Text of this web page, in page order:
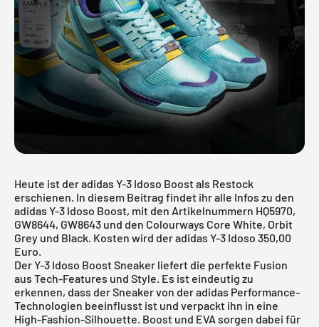
Heute ist der adidas Y-3 Idoso Boost als Restock
erschienen. In diesem Beitrag findet ihr alle Infos zu den
adidas Y-3 Idoso Boost, mit den Artikelnummern HQ5970,
GW8644, GW8643 und den Colourways Core White, Orbit
Grey und Black. Kosten wird der adidas Y-3 Idoso 350,00
Euro.
Der Y-3 Idoso Boost Sneaker liefert die perfekte Fusion
aus Tech-Features und Style. Es ist eindeutig zu
erkennen, dass der Sneaker von der adidas Performance-
Technologien beeinflusst ist und verpackt ihn in eine
High-Fashion-Silhouette. Boost und EVA sorgen dabei für